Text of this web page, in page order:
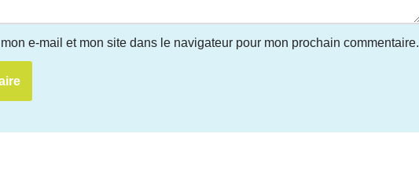
e-mail et mon site dans le navigateur pour mon prochain commentaire.